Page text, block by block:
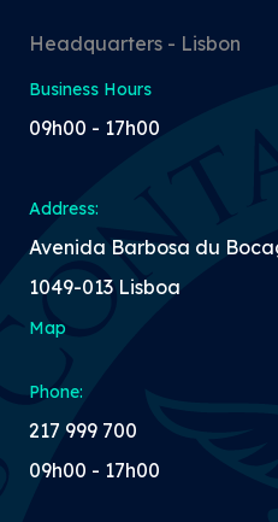
Headquarters - Lisbon
Business Hours
09h00 - 17h00
Address:
Avenida Barbosa du
1049-013 Lisboa
Map
Phone:
217 999 700
09h00 - 17h00